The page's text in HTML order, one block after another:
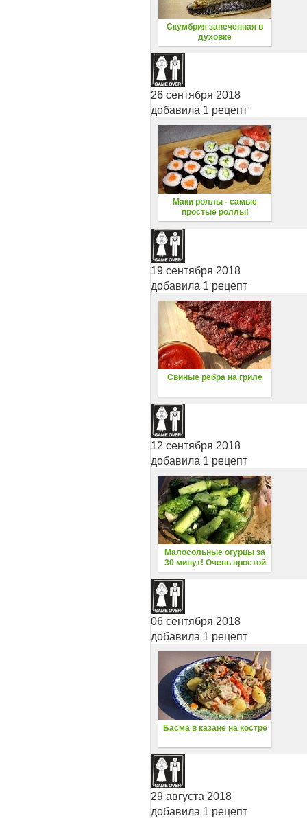
Скумбрия запеченная в
духовке
26 сентября 2018
добавила 1 рецепт
Маки роллы - самые
простые роллы!
19 сентября 2018
добавила 1 рецепт
Свиные ребра на гриле
12 сентября 2018
добавила 1 рецепт
Малосольные огурцы за
30 минут! Очень простой
рецепт!
06 сентября 2018
добавила 1 рецепт
Басма в казане на костре
29 августа 2018
добавила 1 рецепт